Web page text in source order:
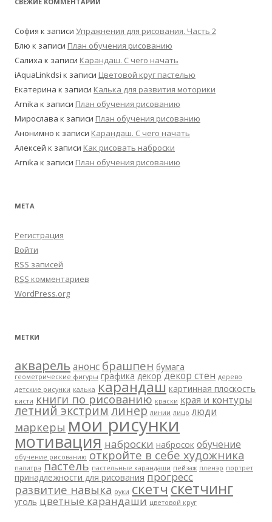
София к записи Упражнения для рисования. Часть 2
Блю к записи План обучения рисованию
Салиха к записи Карандаш. С чего начать
iAquaLinkdsi к записи Цветовой круг пастелью
Екатерина к записи Калька для развития моторики
Arnika к записи План обучения рисованию
Мирослава к записи План обучения рисованию
Анонимно к записи Карандаш. С чего начать
Алексей к записи Как рисовать наброски
Arnika к записи План обучения рисованию
МЕТА
Регистрация
Войти
RSS записей
RSS комментариев
WordPress.org
МЕТКИ
акварель анонс брашпен бумага
геометрические фигуры графика декор декор стен дерево
детские рисунки калька карандаш картинная плоскость
кисти книги по рисованию краски края и контуры
летний экстримлинер линии лицо люди
маркеры мои рисунки
мотивация наброски набросок обучение
обучение рисованию откройте в себе художника
палитра пастель пастельные карандаши пейзаж пленэр портрет
принадлежности для рисования прогресс
развитие навыка руки скетчскетчинг
уголь цветные карандаши цветовой круг